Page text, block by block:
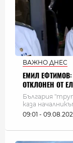
ВАЖНО ДНЕС
ЕМИЛ
ОТКЛОНЕН ОТ
България
каза
09:01 -